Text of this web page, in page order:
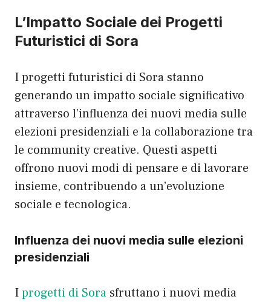
L’Impatto Sociale dei Progetti
Futuristici di Sora
I progetti futuristici di Sora stanno
generando un impatto sociale significativo
attraverso l’influenza dei nuovi media sulle
elezioni presidenziali e la collaborazione tra
le community creative. Questi aspetti
offrono nuovi modi di pensare e di lavorare
insieme, contribuendo a un’evoluzione
sociale e tecnologica.
Influenza dei nuovi media sulle elezioni
presidenziali
Iprogetti di Sora sfruttano i nuovi media